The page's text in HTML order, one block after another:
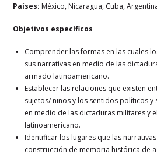
Países: México, Nicaragua, Cuba,
Objetivos específicos
Comprender las formas en las cuales
sus narrativas en medio de las
armado latinoamericano.
Establecer las relaciones que existen
sujetos/ niños y los sentidos políticos y
en medio de las dictaduras militares y
latinoamericano.
Identificar los lugares que las
construcción de memoria histórica de